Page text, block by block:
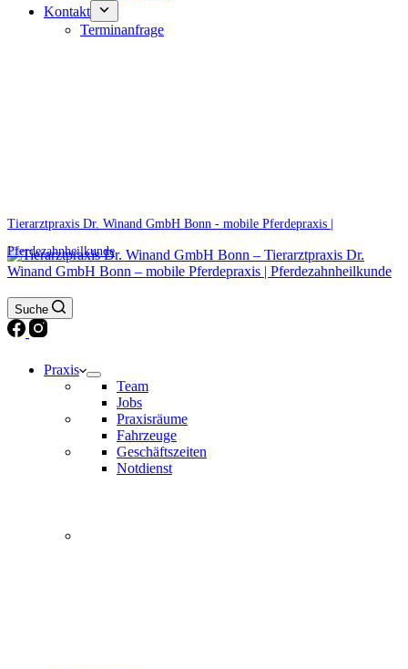
Kontakt
Terminanfrage
Tierarztpraxis Dr. Winand GmbH Bonn - mobile Pferdepraxis |
Pferdezahnheilkunde
Suche
Praxis
Team
Jobs
Praxisräume
Fahrzeuge
Geschäftszeiten
Notdienst